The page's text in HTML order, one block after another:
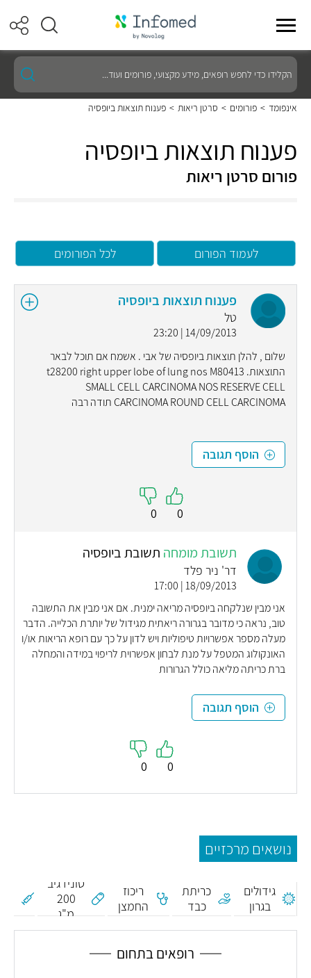
הקלידו
כדי
לחפש
רופאים,
מידע
ועוד...
אינפומד > פורומים > סרטן ריאות > פענוח תוצאות ביופסיה
פענוח תוצאות ביופסיה
פורום סרטן ריאות
לעמוד הפורום לכל הפורומים
פענוח תוצאות ביופסיה
טל
14/09/2013 | 23:20
שלום , להלן תוצאות ביופסיה של אבי . אשמח אם תוכל לבאר
התוצאות. t28200 right upper lobe of lung nos M80413
SMALL CELL CARCINOMA NOS RESERVE CELL
CARCINOMA ROUND CELL CARCINOMA תודה רבה
הוסף תגובה
0
0
תשובת מומחה תשובת ביופסיה
דר' ניר פלד
18/09/2013 | 17:00
אני מבין שנלקחה ביופסיה מריאה ימנית. אם אני מבין את התשובה
טוב, נראה כי מדובר בגרורה ריאתית מגידול של יותרת הכלייה. הדבר
מעלה מספר אפשרויות טיפוליות ויש לדון על כך עם רופא הריאות או/ו
האונקולוג המטפל על מנת לבחון אפשרוית לריפוי במידה והמחלה
ברת כריתה מליאה כולל הגרורות
הוסף תגובה
0
0
נושאים מרכזיים
גידולים
בגרון
כריתת
כבד
ריכוז
החמצן
בדם
סונידגיב
200
מ"ג
רופאים בתחום